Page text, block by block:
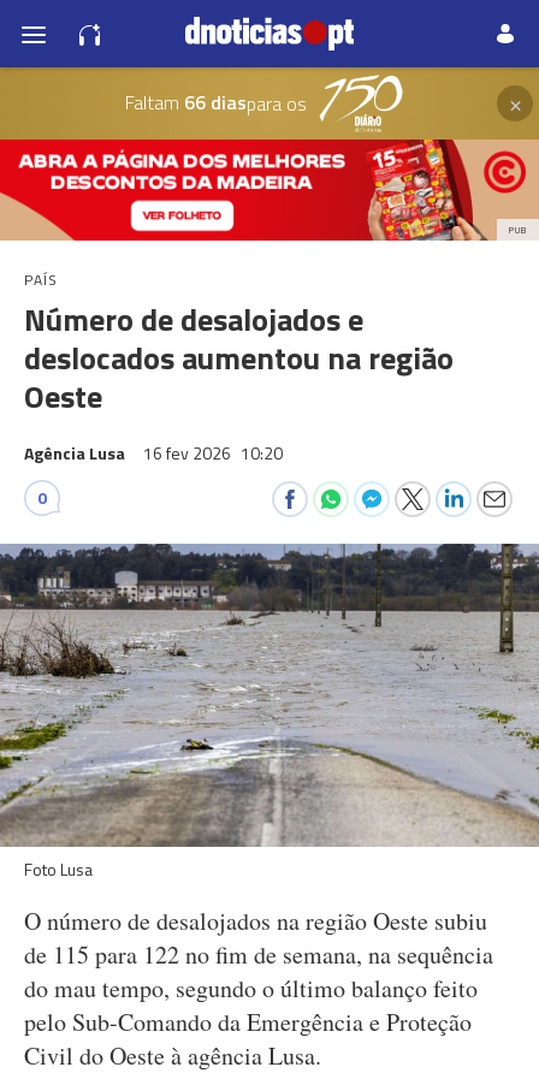
Faltam 66 diaspara os ×
PUB
PAÍS
Número de desalojados e
deslocados aumentou na região
Oeste
Agência Lusa 16 fev 2026 10:20
0
Foto Lusa
O número de desalojados na região Oeste subiu
de 115 para 122 no fim de semana, na sequência
do mau tempo, segundo o último balanço feito
pelo Sub-Comando da Emergência e Proteção
Civil do Oeste à agência Lusa.